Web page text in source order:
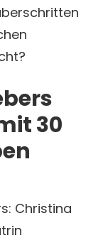
30
Christina